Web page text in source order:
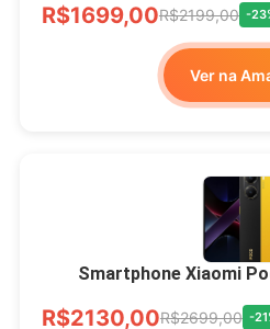
R$1699,00R$2199,00 -
Ver na
Smartphone Xiaomi
R$2130,00R$2699,00 -